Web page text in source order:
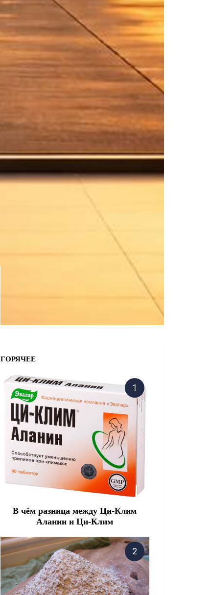
ГОРЯЧЕЕ
В чём разница между Ци-Клим
Аланин и Ци-Клим